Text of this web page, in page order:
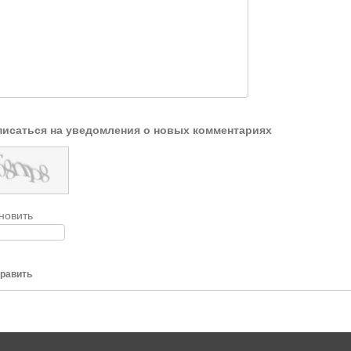
на уведомления о новых комментариях